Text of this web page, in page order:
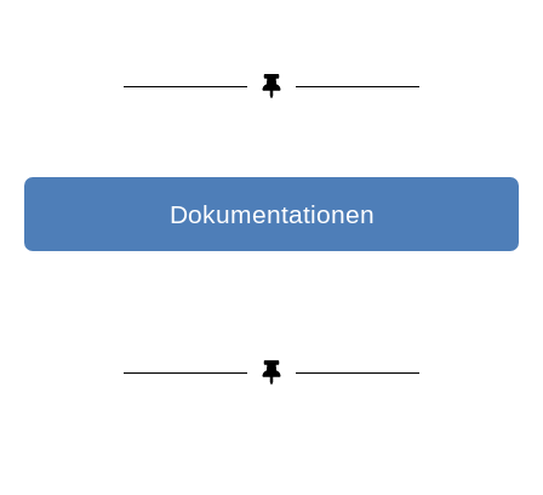
Dokumentationen